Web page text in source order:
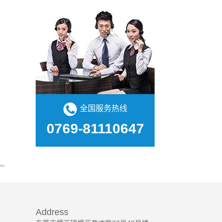
全国服务热线
0769-81110647
~
Address